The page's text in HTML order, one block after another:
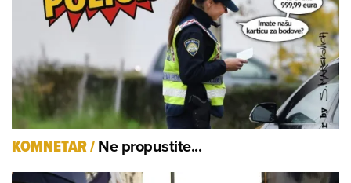
KOMNETAR/Ne propustite...